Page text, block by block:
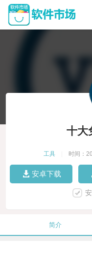
十大
工具 时间：
安卓下载
简介